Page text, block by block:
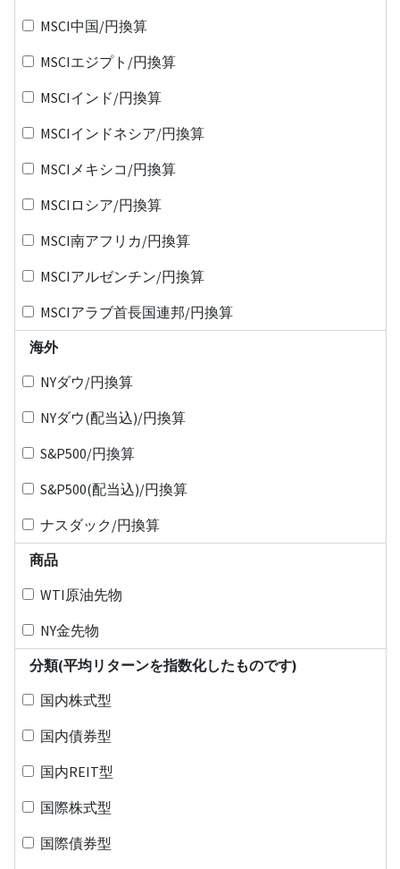
MSCI中国/円換算
MSCIエジプト/円換算
MSCIインド/円換算
MSCIインドネシア/円換算
MSCIメキシコ/円換算
MSCIロシア/円換算
MSCI南アフリカ/円換算
MSCIアルゼンチン/円換算
MSCIアラブ首長国連邦/円換算
海外
NYダウ/円換算
NYダウ(配当込)/円換算
S&P500/円換算
S&P500(配当込)/円換算
ナスダック/円換算
商品
WTI原油先物
NY金先物
分類(平均リターンを指数化したものです)
国内株式型
国内債券型
国内REIT型
国際株式型
国際債券型